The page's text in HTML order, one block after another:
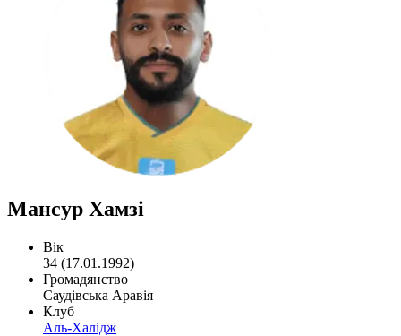
Мансур Хамзі
Вік
34 (17.01.1992)
Громадянство
Саудівська Аравія
Клуб
Аль-Халідж